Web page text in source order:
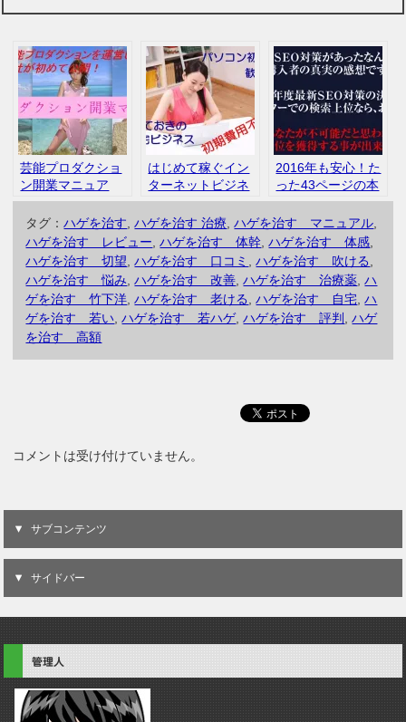
芸能プロダクショ
ン開業マニュア
ル 口コミ レビ
ュー
はじめて稼ぐイン
ターネットビジネ
ス 三好秀明 内容
口コミ
2016年も安心！た
った43ページの本
物ＳＥＯマニュア
ル 中小企業の親
父さんも満足して
いる検索上位対
策！
タグ：ハゲを治す ,ハゲを治す 治療 ,ハゲを治す マニュアル
ハゲを治す レビュー ,ハゲを治す 体幹 ,ハゲを治す 体感
ハゲを治す 切望 ,ハゲを治す 口コミ ,ハゲを治す 吹ける
ハゲを治す 悩み ,ハゲを治す 改善 ,ハゲを治す 治療薬 ,ハ
ゲを治す 竹下洋 ,ハゲを治す 老ける ,ハゲを治す 自宅 ,ハ
ゲを治す 若い ,ハゲを治す 若ハゲ,ハゲを治す 評判 ,ハゲ
を治す 高額
コメントは受け付けていません。
サブコンテンツ
サイドバー
管理人